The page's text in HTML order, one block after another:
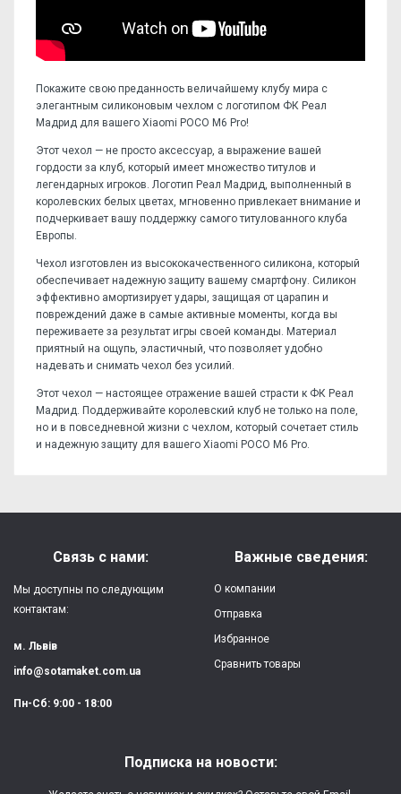
Покажите свою преданность величайшему клубу мира с
элегантным силиконовым чехлом с логотипом ФК Реал
Мадрид для вашего Xiaomi POCO M6 Pro!
Этот чехол — не просто аксессуар, а выражение вашей
гордости за клуб, который имеет множество титулов и
легендарных игроков. Логотип Реал Мадрид, выполненный в
королевских белых цветах, мгновенно привлекает внимание и
подчеркивает вашу поддержку самого титулованного клуба
Европы.
Чехол изготовлен из высококачественного силикона, который
обеспечивает надежную защиту вашему смартфону. Силикон
эффективно амортизирует удары, защищая от царапин и
повреждений даже в самые активные моменты, когда вы
переживаете за результат игры своей команды. Материал
приятный на ощупь, эластичный, что позволяет удобно
надевать и снимать чехол без усилий.
Этот чехол — настоящее отражение вашей страсти к ФК Реал
Мадрид. Поддерживайте королевский клуб не только на поле,
но и в повседневной жизни с чехлом, который сочетает стиль
и надежную защиту для вашего Xiaomi POCO M6 Pro.
Защита:
от ударов,
Качество:
яркая, четкая
Особенности:
(влагостойкая, гибкая)
Напишите отзыв или мнение
Связь с нами:
Мы доступны по следующим
контактам:
м. Львів
info@sotamaket.com.ua
Пн-Сб: 9:00 - 18:00
Важные сведения:
О компании
Отправка
Избранное
Сравнить товары
Подписка на новости: